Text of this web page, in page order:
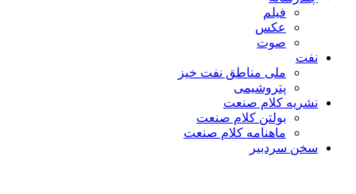
فیلم
عکس
صوت
نفت
ملی مناطق نفت خیز
پتروشیمی
نشریه کلام صنعت
بولتن کلام صنعت
ماهنامه کلام صنعت
سخن سردبیر